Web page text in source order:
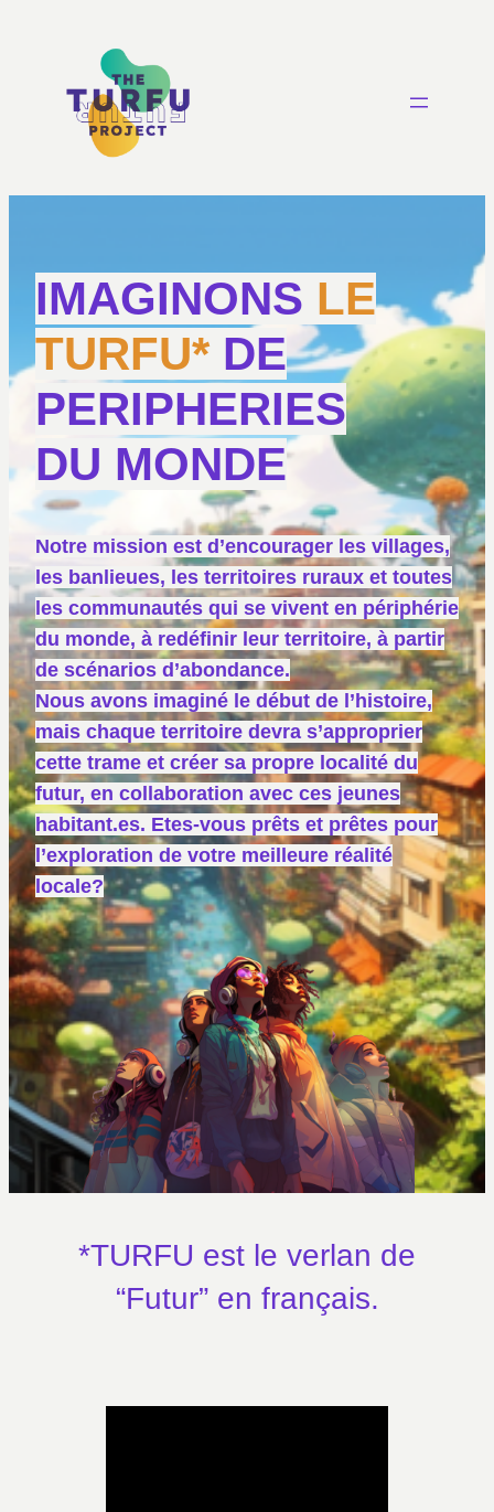
IMAGINONS LE
TURFU*DE
PERIPHERIES
DU MONDE
Notre mission est d’encourager les villages,
les banlieues, les territoires ruraux et toutes
les communautés qui se vivent en périphérie
du monde, à redéfinir leur territoire, à partir
de scénarios d’abondance.
Nous avons imaginé le début de l’histoire,
mais chaque territoire devra s’approprier
cette trame et créer sa propre localité du
futur, en collaboration avec ces jeunes
habitant.es. Etes-vous prêts et prêtes pour
l’exploration de votre meilleure réalité
locale?
*TURFU est le verlan de
“Futur” en français.